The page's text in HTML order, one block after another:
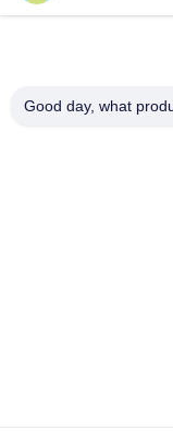
สินค้า
เกี่ยวกับเรา
Good day, what